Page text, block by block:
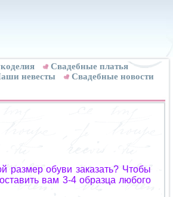
Cвадебные платья
невесты
Свадебные новости
размер обуви заказать? Чтобы
вам 3-4 образца любого